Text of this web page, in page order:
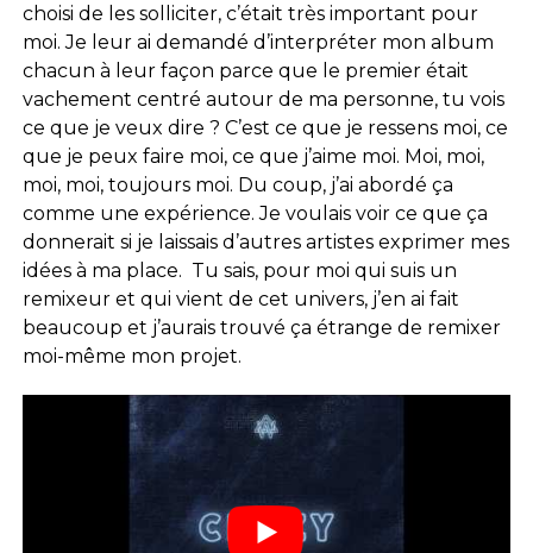
choisi de les solliciter, c’était très important pour
moi. Je leur ai demandé d’interpréter mon album
chacun à leur façon parce que le premier était
vachement centré autour de ma personne, tu vois
ce que je veux dire ? C’est ce que je ressens moi, ce
que je peux faire moi, ce que j’aime moi. Moi, moi,
moi, moi, toujours moi. Du coup, j’ai abordé ça
comme une expérience. Je voulais voir ce que ça
donnerait si je laissais d’autres artistes exprimer mes
idées à ma place. Tu sais, pour moi qui suis un
remixeur et qui vient de cet univers, j’en ai fait
beaucoup et j’aurais trouvé ça étrange de remixer
moi-même mon projet.